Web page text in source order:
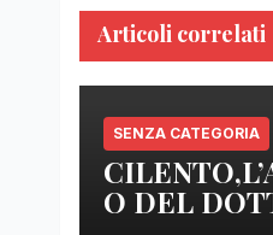
Articoli correlati
SENZA CATEGORIA
O DEL